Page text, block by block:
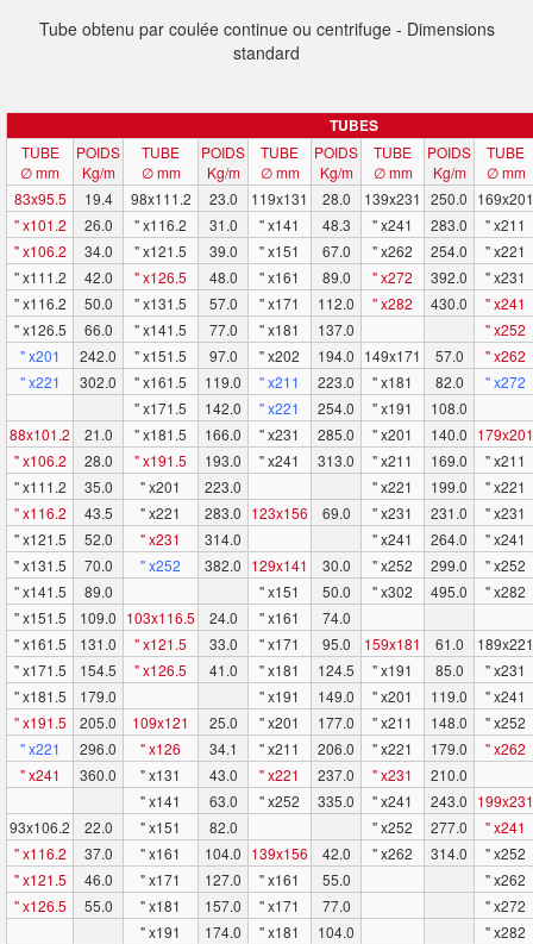
Tube obtenu par coulée continue ou centrifuge - Dimensions
standard
TUBES
TUBE
∅ mm
POIDS
Kg/m
TUBE
∅ mm
POIDS
Kg/m
TUBE
∅ mm
POIDS
Kg/m
TUBE
∅ mm
POIDS
Kg/m
TUBE
∅ mm
83x95.5
19.4 98x111.2 23.0 119x131 28.0 139x231 250.0 169x201
" x101.2
26.0 " x116.2 31.0 " x141 48.3 " x241 283.0
" x211
" x106.2
34.0 " x121.5 39.0 " x151 67.0 " x262 254.0
" x221
" x111.2
42.0 " x126.5 48.0 " x161 89.0 " x272 392.0
" x231
" x116.2
50.0 " x131.5 57.0 " x171 112.0 " x282 430.0
" x241
" x126.5
66.0 " x141.5 77.0 " x181 137.0
" x252
" x201
242.0 " x151.5 97.0 " x202 194.0 149x171 57.0
" x262
" x221
302.0 " x161.5 119.0 " x211 223.0 " x181 82.0
" x272
" x171.5
142.0 " x221 254.0 " x191
108.0
88x101.2
21.0 " x181.5 166.0 " x231 285.0 " x201 140.0 179x201
" x106.2
28.0 " x191.5 193.0 " x241 313.0 " x211 169.0
" x211
" x111.2
35.0 " x201 223.0 " x221 199.0
" x221
" x116.2
43.5 " x221 283.0 123x156 69.0 " x231 231.0
" x231
" x121.5
52.0 " x231 314.0 " x241 264.0
" x241
" x131.5
70.0 " x252 382.0 129x141 30.0 " x252 299.0
" x252
" x141.5
89.0 " x151 50.0 " x302 495.0
" x282
" x151.5
109.0 103x116.5 24.0 " x161
74.0
" x161.5
131.0 " x121.5 33.0 " x171 95.0 159x181 61.0
189x221
" x171.5
154.5 " x126.5 41.0 " x181 124.5 " x191 85.0
" x231
" x181.5
179.0 " x191 149.0 " x201 119.0
" x241
" x191.5
205.0 109x121 25.0 " x201 177.0 " x211 148.0
" x252
" x221
296.0 " x126 34.1 " x211 206.0 " x221 179.0
" x262
" x241
360.0 " x131 43.0 " x221 237.0 " x231
210.0
" x141
63.0 " x252 335.0 " x241 243.0 199x231
93x106.2
22.0 " x151 82.0 " x252 277.0
" x241
" x116.2
37.0 " x161 104.0 139x156 42.0 " x262 314.0
" x252
" x121.5
46.0 " x171 127.0 " x161 55.0
" x262
" x126.5
55.0 " x181 157.0 " x171 77.0
" x272
" x191
174.0 " x181 104.0
" x282